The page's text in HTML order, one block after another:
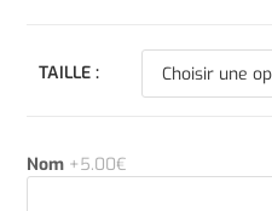
TAILLE :
Nom +5.00€